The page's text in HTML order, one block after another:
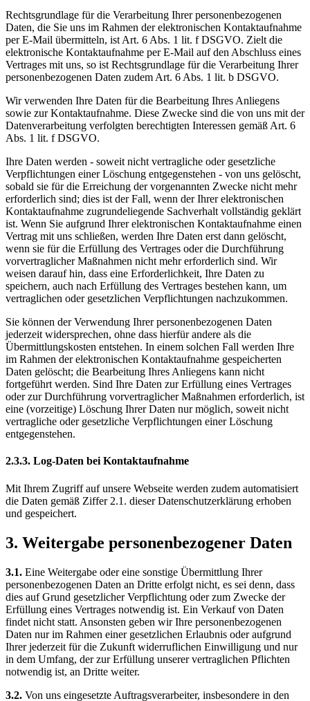
Rechtsgrundlage für die Verarbeitung Ihrer personenbezogenen
Daten, die Sie uns im Rahmen der elektronischen Kontaktaufnahme
per E-Mail übermitteln, ist Art. 6 Abs. 1 lit. f DSGVO. Zielt die
elektronische Kontaktaufnahme per E-Mail auf den Abschluss eines
Vertrages mit uns, so ist Rechtsgrundlage für die Verarbeitung Ihrer
personenbezogenen Daten zudem Art. 6 Abs. 1 lit. b DSGVO.
Wir verwenden Ihre Daten für die Bearbeitung Ihres Anliegens
sowie zur Kontaktaufnahme. Diese Zwecke sind die von uns mit der
Datenverarbeitung verfolgten berechtigten Interessen gemäß Art. 6
Abs. 1 lit. f DSGVO.
Ihre Daten werden - soweit nicht vertragliche oder gesetzliche
Verpflichtungen einer Löschung entgegenstehen - von uns gelöscht,
sobald sie für die Erreichung der vorgenannten Zwecke nicht mehr
erforderlich sind; dies ist der Fall, wenn der Ihrer elektronischen
Kontaktaufnahme zugrundeliegende Sachverhalt vollständig geklärt
ist. Wenn Sie aufgrund Ihrer elektronischen Kontaktaufnahme einen
Vertrag mit uns schließen, werden Ihre Daten erst dann gelöscht,
wenn sie für die Erfüllung des Vertrages oder die Durchführung
vorvertraglicher Maßnahmen nicht mehr erforderlich sind. Wir
weisen darauf hin, dass eine Erforderlichkeit, Ihre Daten zu
speichern, auch nach Erfüllung des Vertrages bestehen kann, um
vertraglichen oder gesetzlichen Verpflichtungen nachzukommen.
Sie können der Verwendung Ihrer personenbezogenen Daten
jederzeit widersprechen, ohne dass hierfür andere als die
Übermittlungskosten entstehen. In einem solchen Fall werden Ihre
im Rahmen der elektronischen Kontaktaufnahme gespeicherten
Daten gelöscht; die Bearbeitung Ihres Anliegens kann nicht
fortgeführt werden. Sind Ihre Daten zur Erfüllung eines Vertrages
oder zur Durchführung vorvertraglicher Maßnahmen erforderlich, ist
eine (vorzeitige) Löschung Ihrer Daten nur möglich, soweit nicht
vertragliche oder gesetzliche Verpflichtungen einer Löschung
entgegenstehen.
2.3.3. Log-Daten bei Kontaktaufnahme
Mit Ihrem Zugriff auf unsere Webseite werden zudem automatisiert
die Daten gemäß Ziffer 2.1. dieser Datenschutzerklärung erhoben
und gespeichert.
3. Weitergabe personenbezogener Daten
3.1. Eine Weitergabe oder eine sonstige Übermittlung Ihrer
personenbezogenen Daten an Dritte erfolgt nicht, es sei denn, dass
dies auf Grund gesetzlicher Verpflichtung oder zum Zwecke der
Erfüllung eines Vertrages notwendig ist. Ein Verkauf von Daten
findet nicht statt. Ansonsten geben wir Ihre personenbezogenen
Daten nur im Rahmen einer gesetzlichen Erlaubnis oder aufgrund
Ihrer jederzeit für die Zukunft widerruflichen Einwilligung und nur
in dem Umfang, der zur Erfüllung unserer vertraglichen Pflichten
notwendig ist, an Dritte weiter.
3.2. Von uns eingesetzte Auftragsverarbeiter, insbesondere in den